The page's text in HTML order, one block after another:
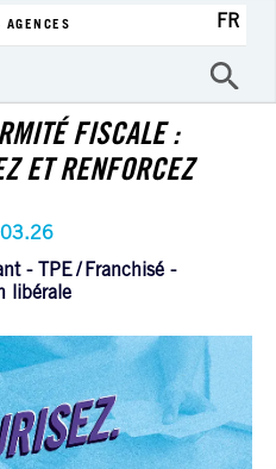
AGENCES FR
FISCALE :
ET RENFORCEZ
- TPE
Franchisé -
libérale